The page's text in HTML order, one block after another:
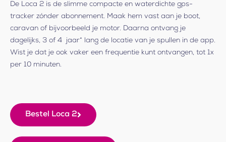
De Loca 2 is de slimme compacte en waterdichte gps-
tracker zónder abonnement. Maak hem vast aan je boot,
caravan of bijvoorbeeld je motor. Daarna ontvang je
dagelijks, 3 of 4 jaar* lang de locatie van je spullen in de app.
Wist je dat je ook vaker een frequentie kunt ontvangen, tot 1x
per 10 minuten.
Bestel Loca 2